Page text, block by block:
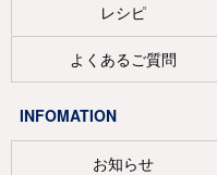
レシピ
よくあるご質問
INFOMATION
お知らせ